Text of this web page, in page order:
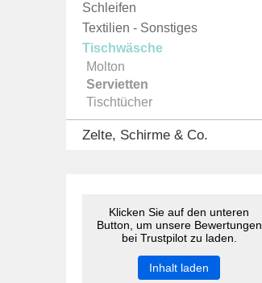
Schleifen
Textilien - Sonstiges
Tischwäsche
Molton
Servietten
Tischtücher
Zelte, Schirme & Co.
Klicken Sie auf den unteren
Button, um unsere Bewertungen
bei Trustpilot zu laden.
Inhalt laden